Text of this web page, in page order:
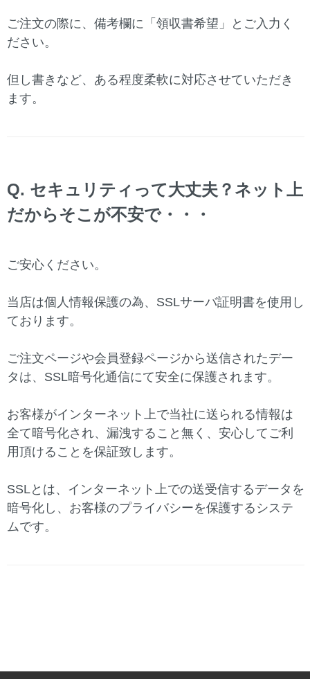
ご注文の際に、備考欄に「領収書希望」とご入力く
ださい。
但し書きなど、ある程度柔軟に対応させていただき
ます。
Q. セキュリティって大丈夫？ネット上
だからそこが不安で・・・
ご安心ください。
当店は個人情報保護の為、SSLサーバ証明書を使用し
ております。
ご注文ページや会員登録ページから送信されたデー
タは、SSL暗号化通信にて安全に保護されます。
お客様がインターネット上で当社に送られる情報は
全て暗号化され、漏洩すること無く、安心してご利
用頂けることを保証致します。
SSLとは、インターネット上での送受信するデータを
暗号化し、お客様のプライバシーを保護するシステ
ムです。